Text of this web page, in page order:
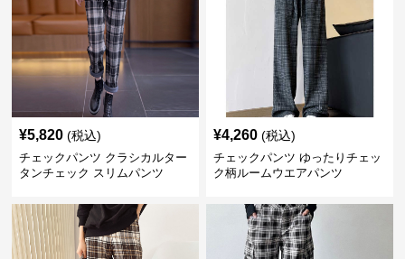
¥5,820 (税込)
チェックパンツ クラシカルター
タンチェック スリムパンツ
¥4,260 (税込)
チェックパンツ ゆったりチェッ
ク柄ルームウエアパンツ